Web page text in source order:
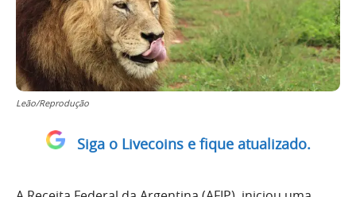
Leão/Reprodução
Siga o Livecoins e fique atualizado.